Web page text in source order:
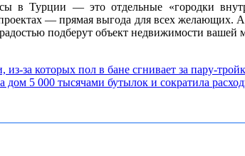
в Турции — это отдельные «городки
— прямая выгода для всех
подберут объект недвижимости вашей
за которых пол в бане сгнивает за пару-
дом 5 000 тысячами бутылок и сократила